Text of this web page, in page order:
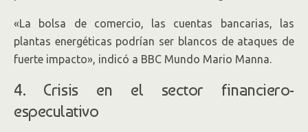
«La bolsa de comercio, las cuentas bancarias, las
plantas energéticas podrían ser blancos de ataques de
fuerte impacto», indicó a BBC Mundo Mario Manna.
4. Crisis en el sector financiero-
especulativo